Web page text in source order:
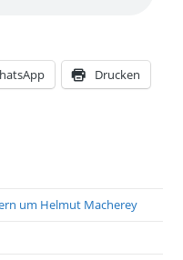
Drucken
um Helmut Macherey